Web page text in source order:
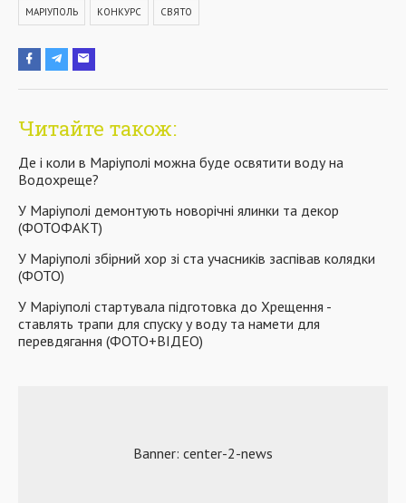
МАРІУПОЛЬ КОНКУРС СВЯТО
Читайте також:
Де і коли в Маріуполі можна буде освятити воду на
Водохреще?
У Маріуполі демонтують новорічні ялинки та декор
(ФОТОФАКТ)
У Маріуполі збірний хор зі ста учасників заспівав колядки
(ФОТО)
У Маріуполі стартувала підготовка до Хрещення -
ставлять трапи для спуску у воду та намети для
перевдягання (ФОТО+ВІДЕО)